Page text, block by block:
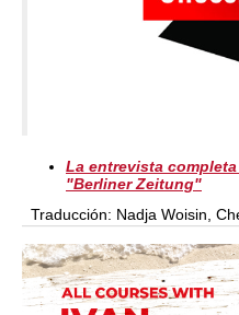
La entrevista
"Berliner Zeitung"
Traducción: Nadja Woisin,